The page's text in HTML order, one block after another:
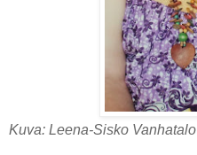
Kuva: Leena-Sisko Vanhatalo